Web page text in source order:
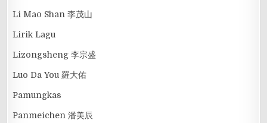
Li Mao Shan 李茂山
Lirik Lagu
Lizongsheng 李宗盛
Luo Da You 羅大佑
Pamungkas
Panmeichen 潘美辰